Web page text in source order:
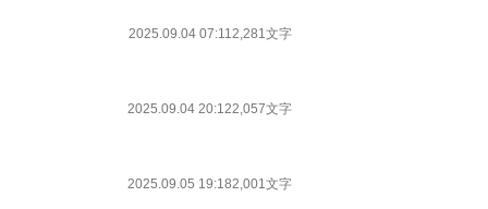
2025.09.04 07:112,281文字
2025.09.04 20:122,057文字
2025.09.05 19:182,001文字